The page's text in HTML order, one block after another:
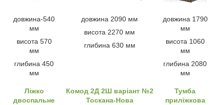
довжина-540
мм
висота 570
мм
глибина 450
мм
довжина 2090 мм
висота 2270 мм
глибина 630 мм
довжина 1790
мм
висота 1060
мм
глибина 2080
мм
Ліжко
двоспальне
Комод 2Д 2Ш варіант №2
Тоскана-Нова
Тумба
приліжкова